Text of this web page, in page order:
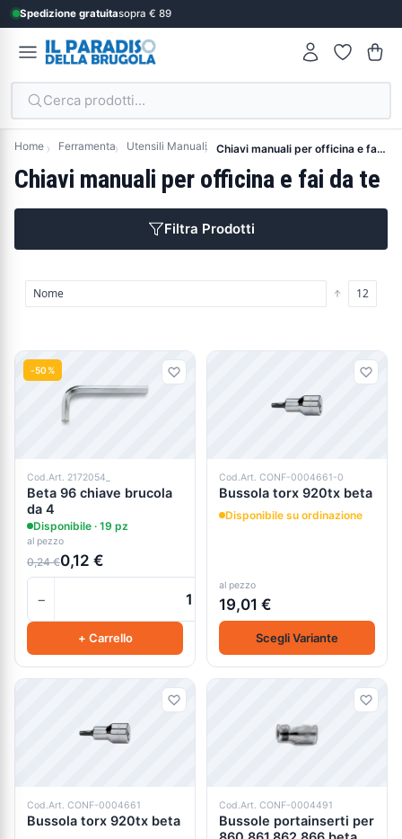
Spedizione gratuitasopra € 89
Cerca prodotti...
Home Ferramenta Utensili Manuali Chiavi manuali per officina e fai da te
Chiavi manuali per officina e fai da te
Filtra Prodotti
Prodotti
-50%
Cod.Art. 2172054_
Beta 96 chiave brucola
da 4
Disponibile · 19 pz
al pezzo
0,24 €0,12 €
−
+ Carrello
Cod.Art. CONF-0004661-0
Bussola torx 920tx beta
Disponibile su ordinazione
al pezzo
19,01 €
Scegli Variante
Cod.Art. CONF-0004661
Bussola torx 920tx beta
Cod.Art. CONF-0004491
Bussole portainserti per